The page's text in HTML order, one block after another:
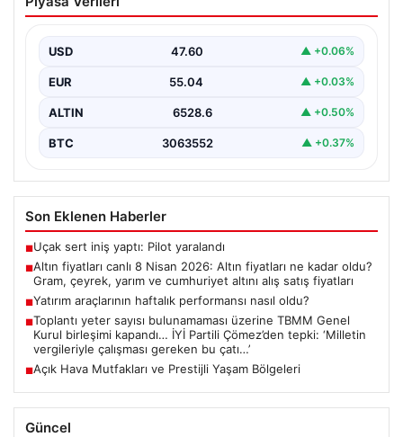
fiyatları ne kadar oldu? Gram, çeyrek,
fiyatları
{ “title”: “8 Nisan 2026 Altın Fiyatları Canlı Takip: Gram,
Çeyrek ve Cumhuriyet Altını…
USD 47.60 ▲ +0.06%
EUR 55.04 ▲ +0.03%
ALTIN 6528.6 ▲ +0.50%
BTC 3063552 ▲ +0.37%
Son Eklenen Haberler
■Uçak sert iniş yaptı: Pilot yaralandı
■Altın fiyatları canlı 8 Nisan 2026: Altın fiyatları ne kadar oldu?
Gram, çeyrek, yarım ve cumhuriyet altını alış satış fiyatları
■Yatırım araçlarının haftalık performansı nasıl oldu?
■Toplantı yeter sayısı bulunamaması üzerine TBMM Genel
Kurul birleşimi kapandı… İYİ Partili Çömez’den tepki: ‘Milletin
vergileriyle çalışması gereken bu çatı…’
■Açık Hava Mutfakları ve Prestijli Yaşam Bölgeleri
Güncel